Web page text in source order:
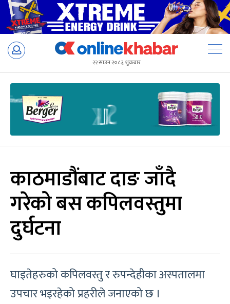
Skip
२२ साउन २०८३, शुक्रबार
काठमाडौंबाट दाङ जाँदै
गरेको बस कपिलवस्तुमा
दुर्घटना
घाइतेहरुको कपिलवस्तु र रुपन्देहीका अस्पतालमा
उपचार भइरहेको प्रहरीले जनाएको छ ।